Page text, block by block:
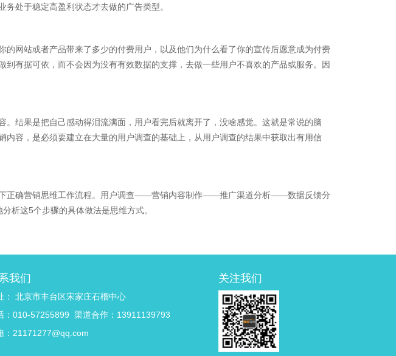
处于稳定高盈利状态才去做的广告类型。
网站或者产品带来了多少的付费用户，以及他们为什么看了你的宣传后愿意成为付费
有据可依，而不会因为没有有效数据的支撑，去做一些用户不喜欢的产品或服务。因
结果是把自己感动得泪流满面，用户看完后就离开了，没啥感觉。这就是常说的脑
容，是必须要建立在大量的用户调查的基础上，从用户调查的结果中获取出有用信
下正确营销思维工作流程。用户调查——营销内容制作——推广渠道分析——数据反馈分
析这5个步骤的具体做法是思维方式。
我们
： 北京市丰台区宋家庄石榴中心
：010-57255899 渠道合作：13911139793
：21171277@qq.com
关注我们